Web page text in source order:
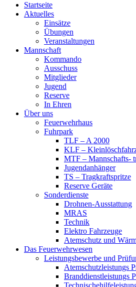
Startseite
Aktuelles
Einsätze
Übungen
Veranstaltungen
Mannschaft
Kommando
Ausschuss
Mitglieder
Jugend
Reserve
In Ehren
Über uns
Feuerwehrhaus
Fuhrpark
TLF – A 2000
KLF –
MTF – Mannschafts-
Jugendanhänger
TS – Tragkraftspritze
Reserve Geräte
Sonderdienste
Drohnen-Ausstattung
MRAS
Technik
Elektro Fahrzeuge
Atemschutz und
Das Feuerwehrwesen
Leistungsbewerbe und
Atemschutzleistungs
Branddienstleistungs